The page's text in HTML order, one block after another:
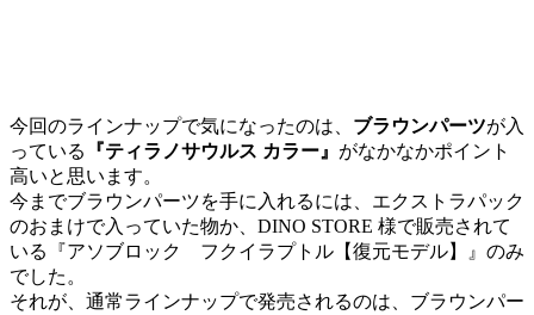
今回のラインナップで気になったのは、 ブラウンパーツが入
っている
『ティラノサウルス カラー』 がなかなかポイント
高いと思います。
今までブラウンパーツを手に入れるには、エクストラパック
のおまけで入っていた物か、DINO STORE 様で販売されて
いる『アソブロック フクイラプトル【復元モデル】』のみ
でした。
それが、通常ラインナップで発売されるのは、ブラウンパー